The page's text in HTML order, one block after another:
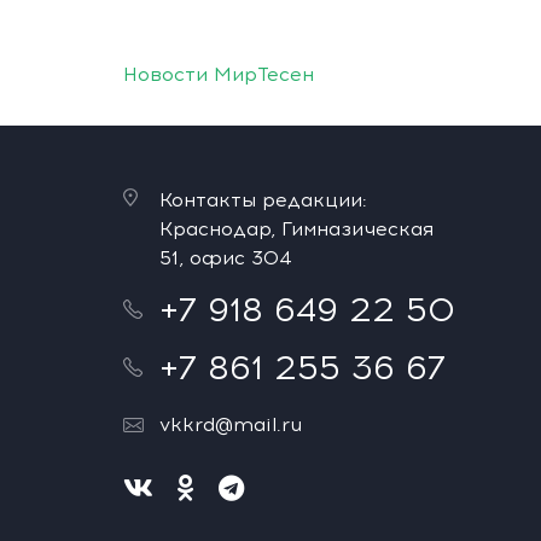
Новости МирТесен
Контакты редакции:
Краснодар, Гимназическая
51, офис 304
+7 918 649 22 50
+7 861 255 36 67
vkkrd@mail.ru